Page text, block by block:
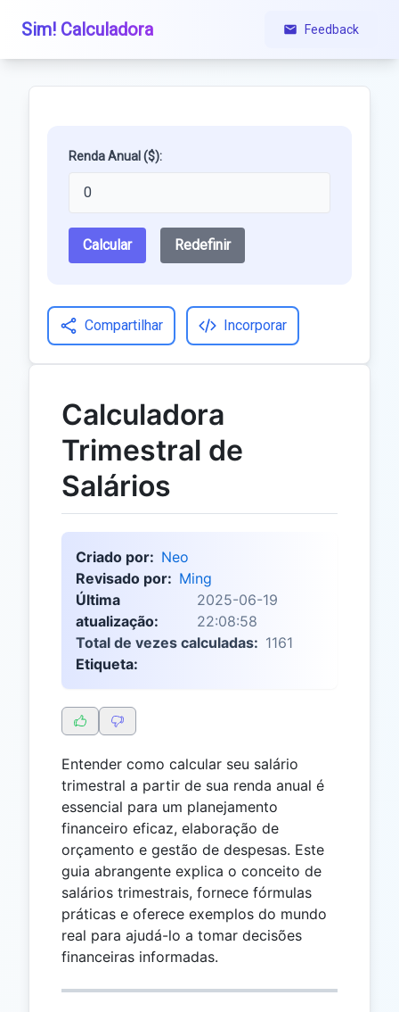
Sim! Calculadora Feedback
Renda Anual ($):
Calcular Redefinir
Compartilhar Incorporar
Calculadora
Trimestral de
Salários
Criado por: Neo
Revisado por: Ming
Última
atualização:
2025-06-19
22:08:58
Total de vezes calculadas: 1161
Etiqueta:
Entender como calcular seu salário
trimestral a partir de sua renda anual é
essencial para um planejamento
financeiro eficaz, elaboração de
orçamento e gestão de despesas. Este
guia abrangente explica o conceito de
salários trimestrais, fornece fórmulas
práticas e oferece exemplos do mundo
real para ajudá-lo a tomar decisões
financeiras informadas.